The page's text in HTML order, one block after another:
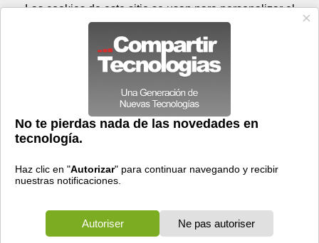
Prensa Videos
Communicados de prensa >
> StrongPoint lanza RetailQ: servicio de
análisis basado en datos para el ...
StrongPoint lanza RetailQ: servicio de análisis basado en
datos para el cumplimiento del comercio electrónico de
productos de alimentación
StrongPoint, la empresa tecnológica del sector de la
a los minoristas del sector a descubrir ahorros de
costes reales en sus operaciones de preparación de
Viernes 07 de agosto - 06:41 Registrar Conectar
Las cookies de este sitio se usan para personalizar el
contenido y los anuncios, para ofrecer funciones de medios
sociales y para analizar el tráfico. Además, compartimos
información sobre el uso que haga del sitio web con nuestros
partners de medios sociales, de publicidad y de análisis
web.
OK